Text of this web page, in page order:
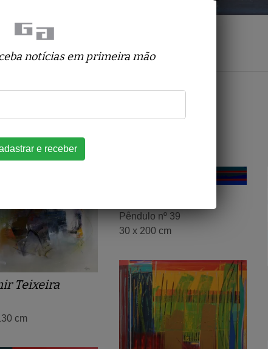
relacionadas
Teixeira
cm
Pêndulo nº 39
30 x 200 cm
notícias em primeira mão